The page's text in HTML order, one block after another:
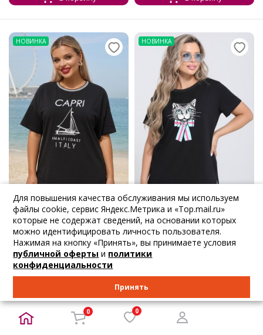
НОВИНКА
-20%
2 873₽ 3 780₽
Dora
Футболка трикот...
54 56 58 60 62 64
НОВИНКА
-20%
2 873₽ 3 780₽
Dora
Футболка чёрная...
Для повышения качества обслуживания мы используем
файлы cookie, сервис Яндекс.Метрика и «Top.mail.ru»
которые не содержат сведений, на основании которых
можно идентифицировать личность пользователя.
Нажимая на кнопку «Принять», вы принимаете условия
публичной оферты и политики
конфиденциальности
Принять
0 0